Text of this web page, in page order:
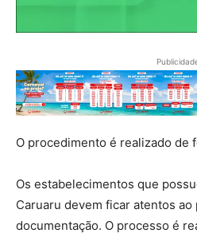
O procedimento é realizado de
Os estabelecimentos que
Caruaru devem ficar atentos
documentação. O processo é